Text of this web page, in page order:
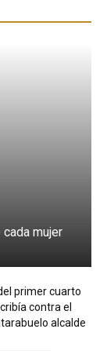
mujer
primer cuarto
contra el
alcalde